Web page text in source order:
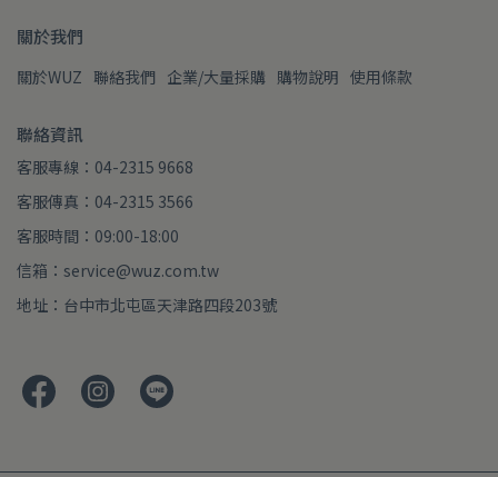
關於我們
關於WUZ 聯絡我們 企業/大量採購 購物說明 使用條款
聯絡資訊
客服專線：04-2315 9668
客服傳真：04-2315 3566
客服時間：09:00-18:00
信箱：service@wuz.com.tw
地址：台中市北屯區天津路四段203號